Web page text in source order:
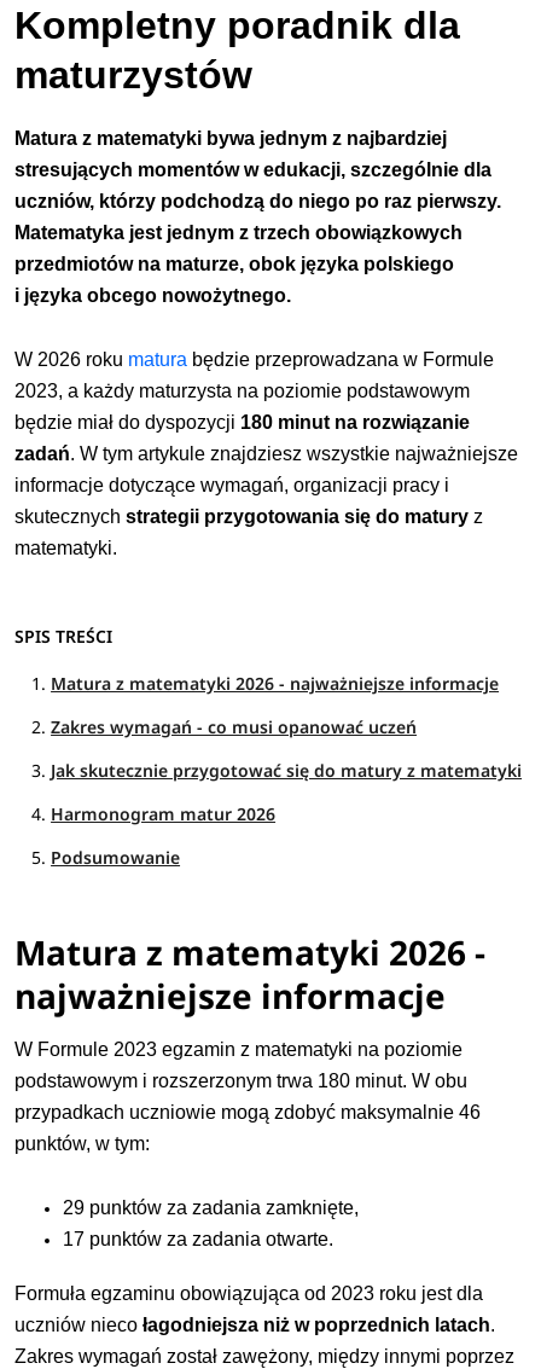
Kompletny poradnik dla
maturzystów
Matura z matematyki bywa jednym z najbardziej
stresujących momentów w edukacji, szczególnie dla
uczniów, którzy podchodzą do niego po raz pierwszy.
Matematyka jest jednym z trzech obowiązkowych
przedmiotów na maturze, obok języka polskiego
i języka obcego nowożytnego.
W 2026 roku matura będzie przeprowadzana w Formule
2023, a każdy maturzysta na poziomie podstawowym
będzie miał do dyspozycji 180 minut na rozwiązanie
zadań. W tym artykule znajdziesz wszystkie najważniejsze
informacje dotyczące wymagań, organizacji pracy i
skutecznychstrategii przygotowania się do matury z
matematyki.
SPIS TREŚCI
Matura z matematyki 2026 - najważniejsze informacje
Zakres wymagań - co musi opanować uczeń
Jak skutecznie przygotować się do matury z matematyki
Harmonogram matur 2026
Podsumowanie
Matura z matematyki 2026 -
najważniejsze informacje
W Formule 2023 egzamin z matematyki na poziomie
podstawowym i rozszerzonym trwa 180 minut. W obu
przypadkach uczniowie mogą zdobyć maksymalnie 46
punktów, w tym:
29 punktów za zadania zamknięte,
17 punktów za zadania otwarte.
Formuła egzaminu obowiązująca od 2023 roku jest dla
uczniów niecołagodniejsza niż w poprzednich latach.
Zakres wymagań został zawężony, między innymi poprzez